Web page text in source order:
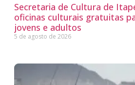
Secretaria de Cultura de
oficinas culturais gratuitas
jovens e adultos
5 de agosto de 2026